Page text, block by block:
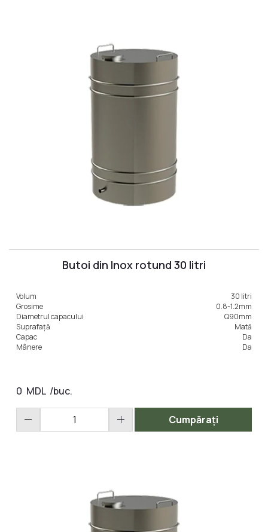
Dulap cu Chiuveta
Chiuvete din Inox
MOBILIER MEDICAL
LA COMANDA
Butoi din Inox rotund 30 litri
Volum
30 litri
Grosime
0.8-1.2mm
Diametrul capacului
Q90mm
Suprafață
Mată
Capac
Da
Mânere
Da
0 MDL /buc.
remove add Cumpărați